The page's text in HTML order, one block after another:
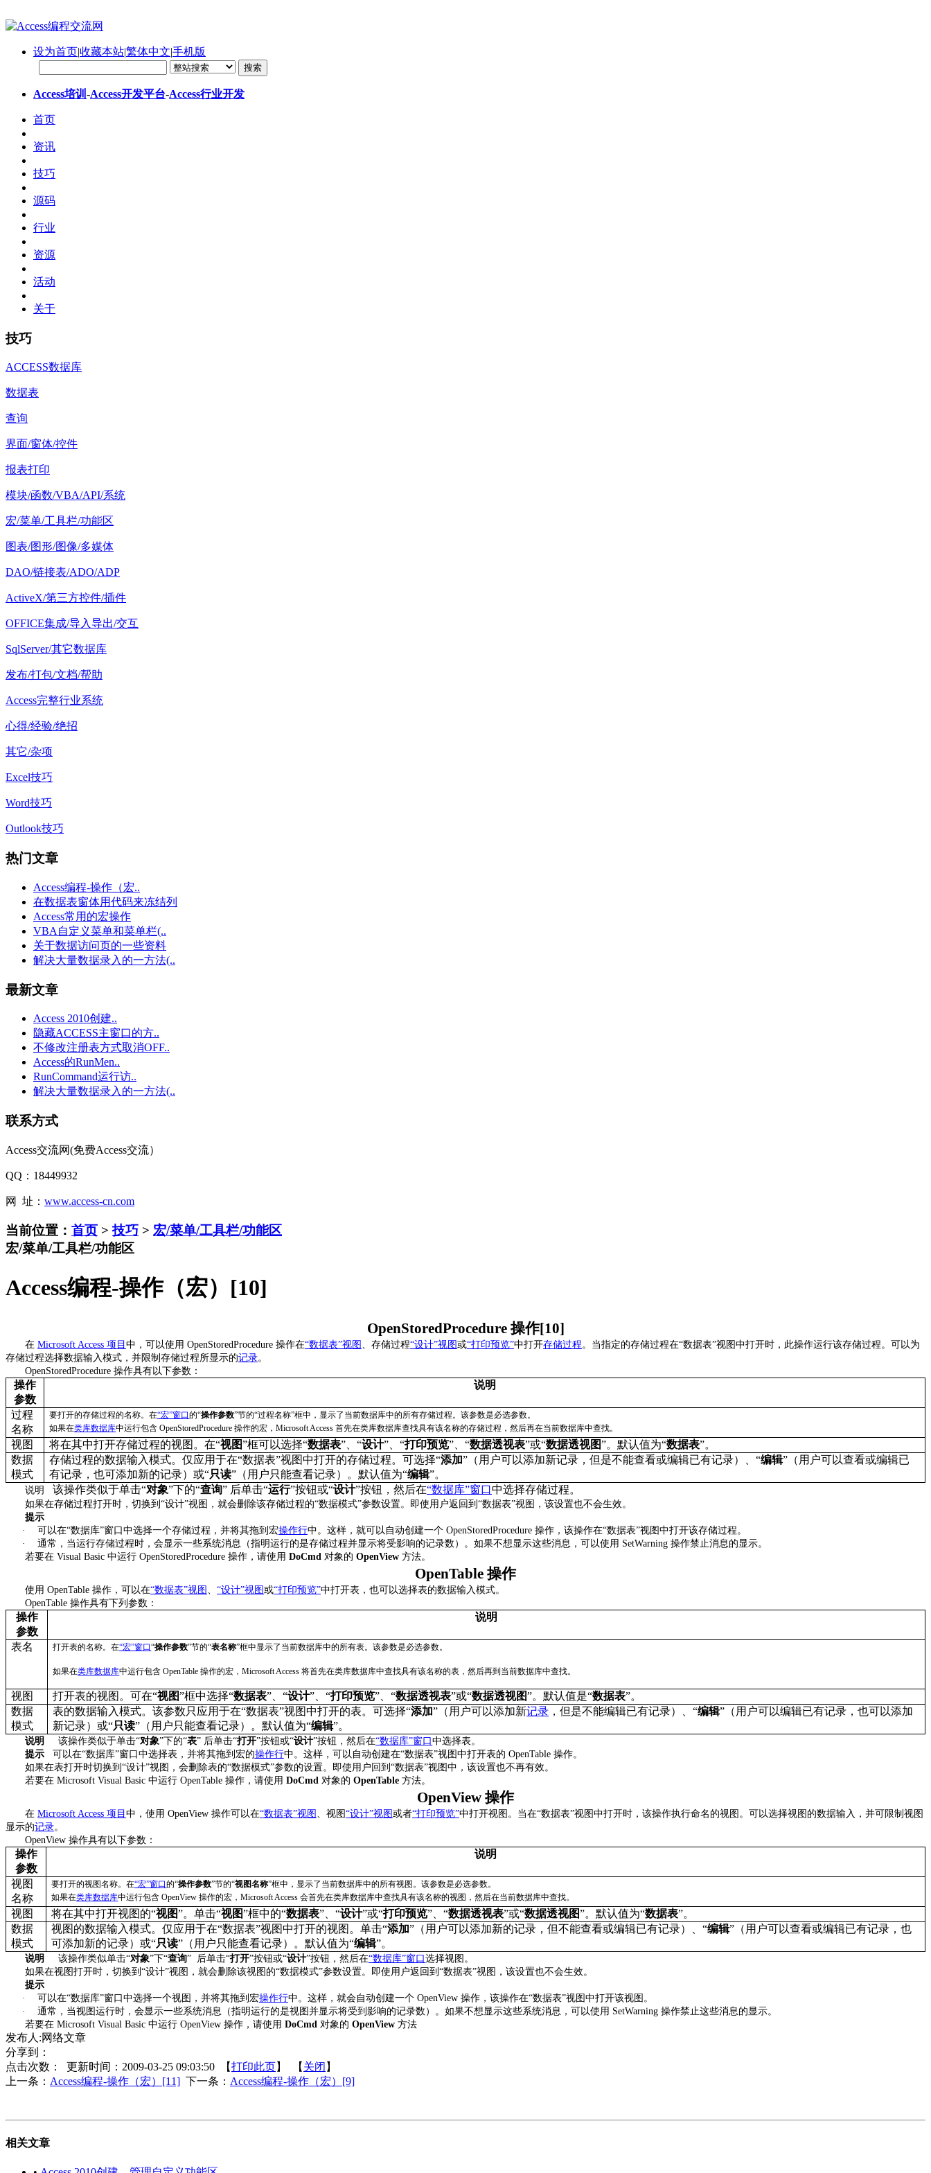
设为首页|收藏本站|繁体中文|手机版
Access培训 -Access开发平台-Access行业开发
首页
资讯
技巧
源码
行业
资源
活动
关于
技巧
ACCESS数据库
数据表
查询
界面/窗体/控件
报表打印
模块/函数/VBA/API/系统
宏/菜单/工具栏/功能区
图表/图形/图像/多媒体
DAO/链接表/ADO/ADP
ActiveX/第三方控件/插件
OFFICE集成/导入导出/交互
SqlServer/其它数据库
发布/打包/文档/帮助
Access完整行业系统
心得/经验/绝招
其它/杂项
Excel技巧
Word技巧
Outlook技巧
热门文章
Access编程-操作（宏..
在数据表窗体用代码来冻结列
Access常用的宏操作
VBA自定义菜单和菜单栏(..
关于数据访问页的一些资料
解决大量数据录入的一方法(..
最新文章
Access 2010创建..
隐藏ACCESS主窗口的方..
不修改注册表方式取消OFF..
Access的RunMen..
RunCommand运行访..
解决大量数据录入的一方法(..
联系方式
Access交流网(免费Access交流）
QQ：18449932
网 址： www.access-cn.com
当前位置： 首页 >技巧 > 宏/菜单/工具栏/功能区
宏/菜单/工具栏/功能区
Access编程-操作（宏）[10]
OpenStoredProcedure 操作[10]
在 Microsoft Access 项目 中，可以使用 OpenStoredProcedure 操作在“数据表”视图 、存储过程“设计”视图 或“打印预览”中打开存储过程。当指定的存储过程在“数据表”视图中打开时，此操作运行该存储过程。可以为
存储过程选择数据输入模式，并限制存储过程所显示的记录。
OpenStoredProcedure 操作具有以下参数：
操作
参数
说明
过程
名称
要打开的存储过程的名称。在“宏”窗口的“操作参数”节的“过程名称”框中，显示了当前数据库中的所有存储过程。该参数是必选参数。
如果在类库数据库中运行包含 OpenStoredProcedure操作的宏，Microsoft Access首先在类库数据库查找具有该名称的存储过程，然后再在当前数据库中查找。
视图 将在其中打开存储过程的视图。在“视图”框可以选择“数据表” 、“设计” 、“打印预览” 、“数据透视表”或“数据透视图”。默认值为“数据表”。
数据
模式
存储过程的数据输入模式。仅应用于在“数据表”视图中打开的存储过程。可选择“添加” （用户可以添加新记录，但是不能查看或编辑已有记录）、“编辑” （用户可以查看或编辑已
有记录，也可添加新的记录）或“只读” （用户只能查看记录）。默认值为“编辑”。
说明 该操作类似于单击“对象”下的“查询” 后单击“运行”按钮或“设计”按钮，然后在“数据库”窗口中选择存储过程。
如果在存储过程打开时，切换到 “设计”视图，就会删除该存储过程的“数据模式”参数设置。即使用户返回到 “数据表”视图，该设置也不会生效。
提示
·
可以在“数据库”窗口中选择一个存储过程，并将其拖到宏操作行中。这样，就可以自动创建一个 OpenStoredProcedure 操作，该操作在“数据表”视图中打开该存储过程。
·
通常，当运行存储过程时，会显示一些系统消息（指明运行的是存储过程并显示将受影响的记录数）。如果不想显示这些消息，可以使用 SetWarning 操作禁止消息的显示。
若要在 Visual Basic 中运行 OpenStoredProcedure 操作，请使用 DoCmd 对象的 OpenView 方法。
OpenTable 操作
使用 OpenTable 操作，可以在“数据表”视图 、 “设计”视图 或“打印预览”中打开表，也可以选择表的数据输入模式。
OpenTable 操作具有下列参数：
操作
参数
说明
表名 打开表的名称。在“宏”窗口“操作参数”节的“表名称”框中显示了当前数据库中的所有表。该参数是必选参数。
如果在类库数据库中运行包含 OpenTable操作的宏，Microsoft Access将首先在类库数据库中查找具有该名称的表，然后再到当前数据库中查找。
视图 打开表的视图。可在“视图”框中选择“数据表” 、“设计” 、“打印预览” 、“数据透视表”或“数据透视图”。默认值是“数据表”。
数据
模式
表的数据输入模式。该参数只应用于在“数据表”视图中打开的表。可选择“添加” （用户可以添加新记录 ，但是不能编辑已有记录）、“编辑” （用户可以编辑已有记录，也可以添加
新记录）或“只读” （用户只能查看记录）。默认值为“编辑”。
说明 该操作类似于单击“对象”下的“表” 后单击“打开”按钮或“设计”按钮，然后在“数据库”窗口中选择表。
提示
可以在“数据库”窗口中选择表，并将其拖到宏的操作行中。这样，可以自动创建在“数据表”视图中打开表的 OpenTable 操作。
如果在表打开时切换到 “设计”视图，会删除表的“数据模式”参数的设置。即使用户回到 “数据表”视图中，该设置也不再有效。
若要在 Microsoft Visual Basic 中运行 OpenTable 操作，请使用 DoCmd 对象的 OpenTable 方法。
OpenView 操作
在 Microsoft Access 项目 中，使用 OpenView 操作可以在“数据表”视图 、视图 “设计”视图 或者“打印预览”中打开视图。当在“数据表”视图中打开时，该操作执行命名的视图。可以选择视图的数据输入，并可限制视图
显示的记录。
OpenView 操作具有以下参数：
操作
参数
说明
视图
名称
要打开的视图名称。在“宏”窗口的“操作参数”节的“视图名称”框中，显示了当前数据库中的所有视图。该参数是必选参数。
如果在类库数据库中运行包含 OpenView操作的宏，Microsoft Access会首先在类库数据库中查找具有该名称的视图，然后在当前数据库中查找。
视图 将在其中打开视图的“视图”。单击“视图”框中的“数据表” 、“设计”或“打印预览” 、“数据透视表”或“数据透视图”。默认值为“数据表”。
数据
模式
视图的数据输入模式。仅应用于在“数据表”视图中打开的视图。单击“添加” （用户可以添加新的记录，但不能查看或编辑已有记录）、“编辑” （用户可以查看或编辑已有记录，也
可添加新的记录）或“只读” （用户只能查看记录）。默认值为“编辑”。
说明 该操作类似单击“对象”下“查询” 后单击“打开”按钮或“设计”按钮，然后在“数据库”窗口选择视图。
如果在视图打开时，切换到 “设计”视图，就会删除该视图的“数据模式”参数设置。即使用户返回到 “数据表”视图，该设置也不会生效。
提示
·
可以在“数据库”窗口中选择一个视图，并将其拖到宏操作行中。这样，就会自动创建一个 OpenView 操作，该操作在“数据表”视图中打开该视图。
·
通常，当视图运行时，会显示一些系统消息（指明运行的是视图并显示将受到影响的记录数）。如果不想显示这些系统消息，可以使用 SetWarning 操作禁止这些消息的显示。
若要在 Microsoft Visual Basic 中运行 OpenView 操作，请使用 DoCmd 对象的 OpenView 方法
发布人:网络文章
分享到：
点击次数：
更新时间：2009-03-25 09:03:50 【打印此页】 【 关闭 】
上一条： Access编程-操作（宏）[11] 下一条： Access编程-操作（宏）[9]
相关文章